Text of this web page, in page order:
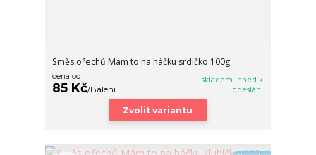
Směs ořechů Mám to na háčku srdíčko 100g
cena od
85 Kč/Balení
skladem ihned k
odeslání
Zvolit variantu